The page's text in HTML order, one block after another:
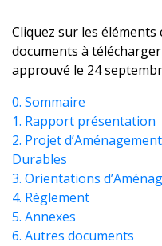
Cliquez sur les
documents à
approuvé le 24
0. Sommaire
1. Rapport présentation
2. Projet
Durables
3. Orientations
4. Règlement
5. Annexes
6. Autres documents